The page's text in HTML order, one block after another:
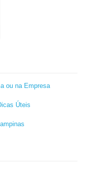
ou na Empresa
Úteis